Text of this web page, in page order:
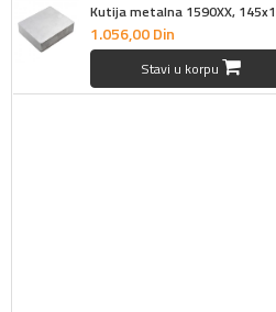
Kutija metalna 1590XX,
1.056,00Din
Stavi u korpu